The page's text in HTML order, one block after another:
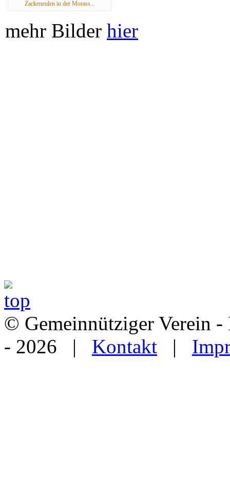
Zackeneulen in der Morass...
mehr Bilder hier
© Gemeinnütziger Verein -
- 2026 | Kontakt |